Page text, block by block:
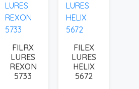
FILRX
LURES
REXON
5733
FILEX
LURES
HELIX
5672